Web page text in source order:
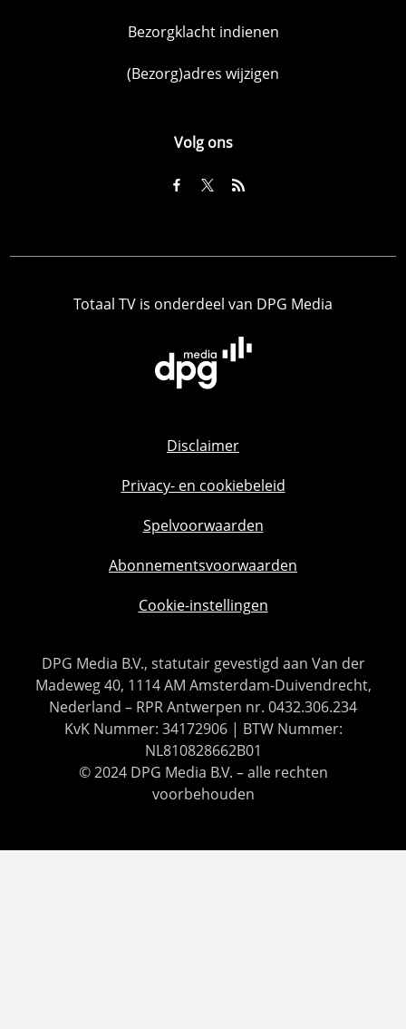
Bezorgklacht indienen
(Bezorg)adres wijzigen
Volg ons
Totaal TV is onderdeel van DPG Media
Disclaimer
Privacy- en cookiebeleid
Spelvoorwaarden
Abonnementsvoorwaarden
Cookie-instellingen
DPG Media B.V., statutair gevestigd aan Van der
Madeweg 40, 1114 AM Amsterdam-Duivendrecht,
Nederland – RPR Antwerpen nr. 0432.306.234
KvK Nummer: 34172906 | BTW Nummer:
NL810828662B01
© 2024 DPG Media B.V. – alle rechten
voorbehouden